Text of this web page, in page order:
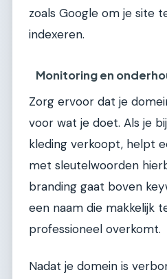
zoals Google om je site
indexeren.
Monitoring en
Zorg ervoor dat je
voor wat je doet. Als je
kleding verkoopt, helpt
met sleutelwoorden
branding gaat boven
een naam die makkelijk
professioneel overkomt.
Nadat je domein is